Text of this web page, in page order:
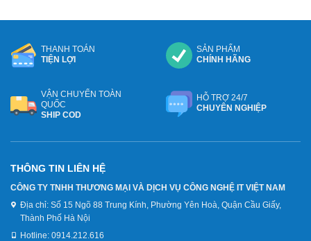
THANH TOÁN
TIỆN LỢI
SẢN PHẨM
CHÍNH HÃNG
VẬN CHUYỂN TOÀN
QUỐC
SHIP COD
HỖ TRỢ 24/7
CHUYÊN NGHIỆP
THÔNG TIN LIÊN HỆ
CÔNG TY TNHH THƯƠNG MẠI VÀ DỊCH VỤ CÔNG NGHỆ IT VIỆT NAM
Địa chỉ: Số 15 Ngõ 88 Trung Kính, Phường Yên Hoà, Quận Cầu Giấy,
Thành Phố Hà Nội
Hotline: 0914.212.616